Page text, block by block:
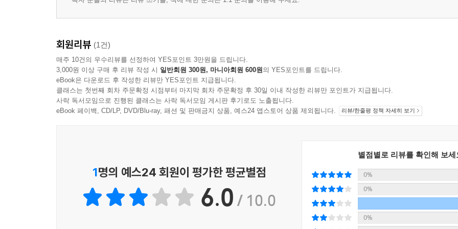
회원리뷰 (1건)
매주 10건의 우수리뷰를 선정하여 YES포인트 3만원을 드립니다.
3,000원 이상 구매 후 리뷰 작성 시 일반회원 300원, 마니아회원 600원의 YES포인트를 드립니다.
eBook은 다운로드 후 작성한 리뷰만 YES포인트 지급됩니다.
클래스는 첫번째 회차 주문확정 시점부터 마지막 회차 주문확정 후 30일 이내 작성한 리뷰만 포인트가 지급됩니다.
사락 독서모임으로 진행된 클래스는 사락 독서모임 게시판 후기로도 노출됩니다.
eBook 페이백, CD/LP, DVD/Blu-ray, 패션 및 판매금지 상품, 예스24 앱스토어 상품 제외됩니다.
리뷰/한줄평 정책 자세히 보기
1명의 예스24 회원이 평가한 평균별점
6.0 / 10.0
별점별로 리뷰를 확인해 보세
0%
0%
0%